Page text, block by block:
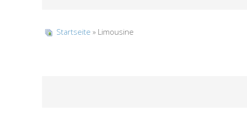
Startseite » Limousine